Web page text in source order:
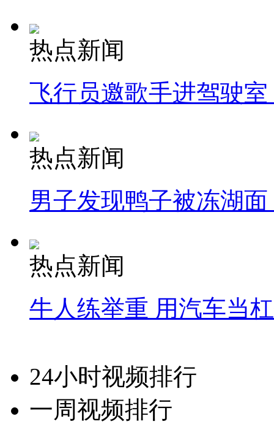
热点新闻
飞行员邀歌手进驾驶
热点新闻
男子发现鸭子被冻湖
热点新闻
牛人练举重 用汽车当
24小时视频排行
一周视频排行